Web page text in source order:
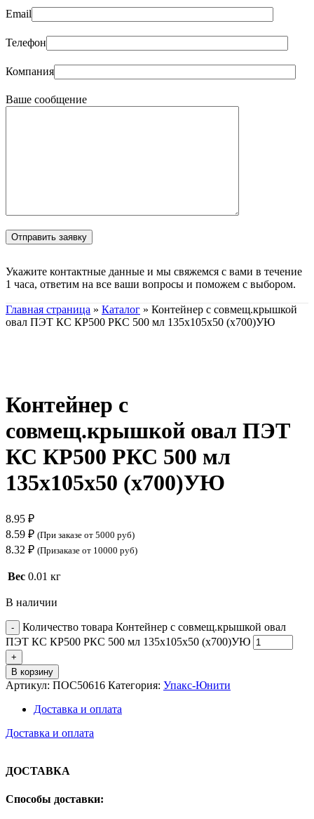
Email
Телефон
Компания
Ваше сообщение
Укажите контактные данные и мы свяжемся с вами в течение
1 часа, ответим на все ваши вопросы и поможем с выбором.
Главная страница » Каталог » Контейнер с совмещ.крышкой
овал ПЭТ КС КР500 РКС 500 мл 135х105х50 (х700)УЮ
Контейнер с
совмещ.крышкой овал ПЭТ
КС КР500 РКС 500 мл
135х105х50 (х700)УЮ
8.95 ₽
8.59 ₽ (При заказе от 5000 руб)
8.32 ₽ (Призаказе от 10000 руб)
Вес 0.01 кг
В наличии
Количество товара Контейнер с совмещ.крышкой овал
ПЭТ КС КР500 РКС 500 мл 135х105х50 (х700)УЮ
В корзину
Артикул: ПОС50616 Категория: Упакс-Юнити
Доставка и оплата
Доставка и оплата
ДОСТАВКА
Способы доставки: